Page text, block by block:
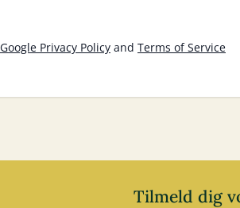
Google Privacy Policy and Terms of Service
Tilmeld dig